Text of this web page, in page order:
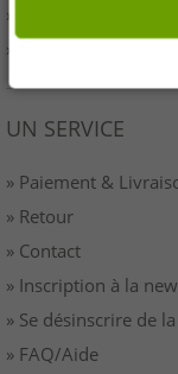
» protection des
» Paramètres des
UN SERVICE
» Paiement &
» Retour
» Contact
» Inscription à la
» Se désinscrire de
» FAQ/Aide